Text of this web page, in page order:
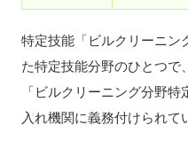
特定技能「ビルクリーニン
た特定技能分野のひとつで
「ビルクリーニング分野
入れ機関に義務付けられて